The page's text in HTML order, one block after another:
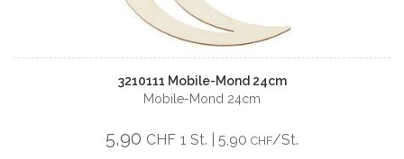
3210111 Mobile-Mond 24cm
Mobile-Mond 24cm
5,90 CHF 1 St. | 5,90 CHF/St.